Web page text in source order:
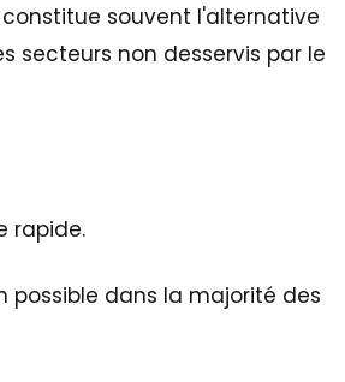
souvent l'alternative
secteurs non desservis par le
rapide.
possible dans la majorité des